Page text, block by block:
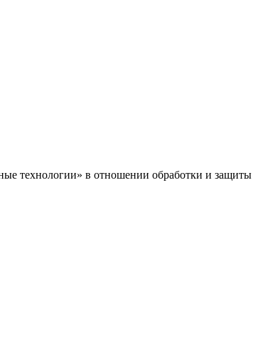
технологии» в отношении обработки и защиты